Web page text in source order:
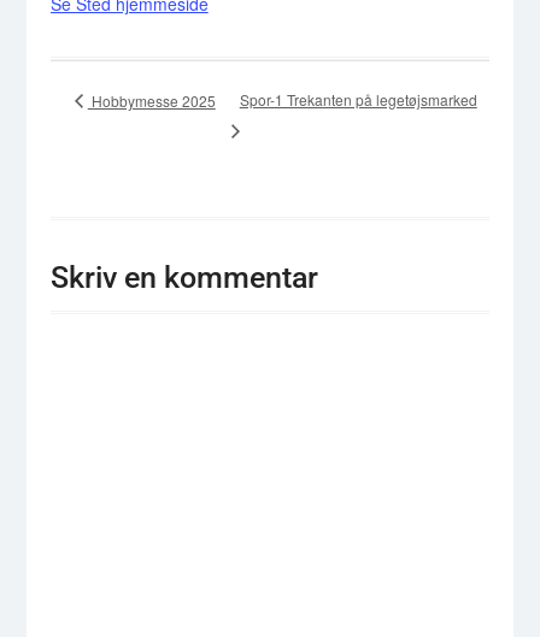
Hobbymesse 2025 Spor-1 Trekanten på legetøjsmarked
Skriv en kommentar